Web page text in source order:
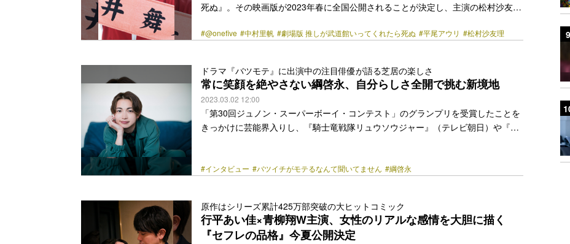
死ぬ』。その映画版が2023年春に全国公開されることが決定し、主演の松村沙友理
リュウ」（徳間書店）にて連載がスタート。2017年には「このマンガがすごい！
る。ABCテレビの2022年10月クールドラマ Lにて同名タイトルで初実写ドラマ化さ
れると、原作の再現度の高さと、 ”推し活”… <a class="more-link"
href="https://bezzy.jp/2022/12/15409/"></a>
#@onefive #中村里帆 #劇場版 推しが武道館いってくれたら死ぬ #平尾アウリ #松村沙友理
ドラマ『バツモテ』に出演中の注目俳優が語る芝居の楽しさ
常に笑顔を絶やさない綱啓永、自分らしさ全開で挑む新境地
2023.03.02 12:00
「第30回ジュノン・スーパーボーイ・コンテスト」のグランプリを受賞したことを
きっかけに芸能界入りし、『騎士竜戦隊リュウソウジャー』（テレビ朝日）や『君
ません』では、夫の不倫が原因でバツイチになった主人公・小野和葉に想いを寄せ
「芝居をするのがつらかった」と話す彼は、どう“綱啓永の芝居”を見出して… <a
class="more-link" href="https://bezzy.jp/2023/03/20134/"></a>
#インタビュー #バツイチがモテるなんて聞いてません #綱啓永
原作はシリーズ累計425万部突破の大ヒットコミック
行平あい佳×青柳翔W主演、女性のリアルな感情を大胆に描く
『セフレの品格』今夏公開決定
9